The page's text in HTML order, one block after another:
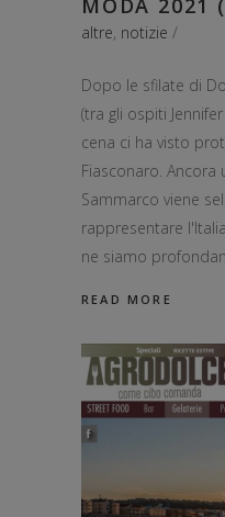
MODA 2021
altre, notizie
Dopo le sfilate di
(tra gli ospiti
cena ci ha visto
Fiasconaro. Ancora
Sammarco viene
rappresentare
ne siamo
READ MORE